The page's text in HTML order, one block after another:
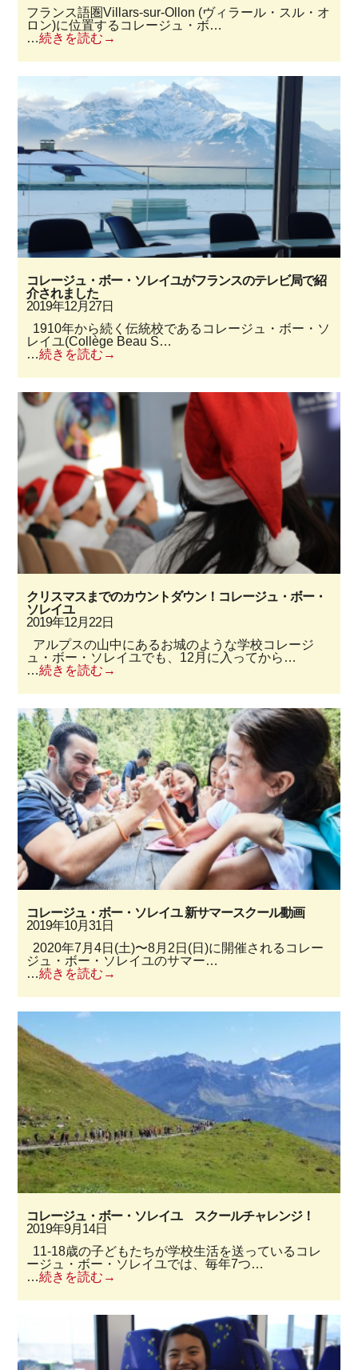
フランス語圏Villars-sur-Ollon (ヴィラール・スル・オ
ロン)に位置するコレージュ・ボ…
…続きを読む
コレージュ・ボー・ソレイユがフランスのテレビ局で紹
介されました
2019年12月27日
1910年から続く伝統校であるコレージュ・ボー・ソ
レイユ(Collège Beau S…
…続きを読む
クリスマスまでのカウントダウン！コレージュ・ボー・
ソレイユ
2019年12月22日
アルプスの山中にあるお城のような学校コレージ
ュ・ボー・ソレイユでも、12月に入ってから…
…続きを読む
コレージュ・ボー・ソレイユ 新サマースクール動画
2019年10月31日
2020年7月4日(土)〜8月2日(日)に開催されるコレー
ジュ・ボー・ソレイユのサマー…
…続きを読む
コレージュ・ボー・ソレイユ スクールチャレンジ！
2019年9月14日
11-18歳の子どもたちが学校生活を送っているコレ
ージュ・ボー・ソレイユでは、毎年7つ…
…続きを読む